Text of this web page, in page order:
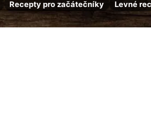
Recepty pro začátečníky Levné